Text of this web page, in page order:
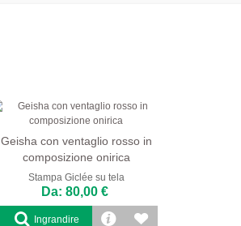
Geisha con ventaglio rosso in
composizione onirica
Stampa Giclée su tela
Da: 80,00 €
Ingrandire